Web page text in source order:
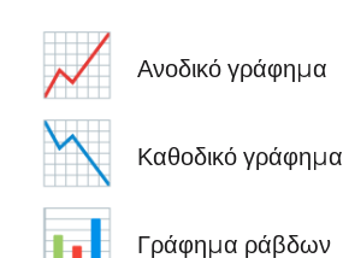
📈 Ανοδικό γράφημα
📉 Καθοδικό γράφημα
📊 Γράφημα ράβδων